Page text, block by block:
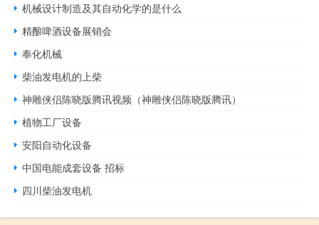
机械设计制造及其自动化学的是什么
精酿啤酒设备展销会
奉化机械
柴油发电机的上柴
神雕侠侣陈晓版腾讯视频（神雕侠侣陈晓版腾讯）
植物工厂设备
安阳自动化设备
中国电能成套设备 招标
四川柴油发电机